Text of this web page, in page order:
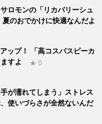
ロモンの「リカバリーシュ
のおでかけに快適なんだよ
ップ！ 「高コスパスピーカ
すよ
★ 0
手が濡れてしまう」ストレス
使いづらさが全然ないんだ